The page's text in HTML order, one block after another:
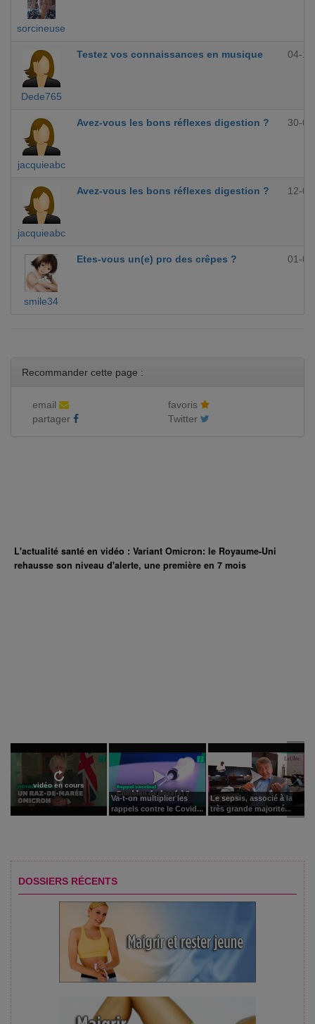
sorcineuse
Dede765
Testez vos connaissances en musique 04-
jacquieabc
Avez-vous les bons réflexes digestion ? 30-
jacquieabc
Avez-vous les bons réflexes digestion ? 12-
smile34
Etes-vous un(e) pro des crêpes ? 01-
Recommander cette page :
email
favoris
partager
Twitter
L'actualité santé en vidéo : Variant Omicron: le Royaume-Uni
rehausse son niveau d'alerte, une première en 7 mois
vidéo en cours
Va-t-on multiplier les
rappels contre le Covid...
Le sepsis, associé à la
très grande majorité...
DOSSIERS RÉCENTS